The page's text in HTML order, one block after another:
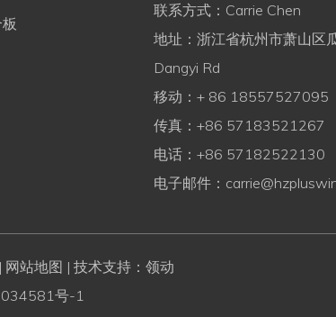
联系方式：Carrie Chen
地址：浙江省杭州市萧山区
Dangyi Rd
移动：+ 86 18557527095
传真：+86 57183521267
电话：+86 57182522130
电子邮件：
| 网站地图 | 技术支持：领动
号-1